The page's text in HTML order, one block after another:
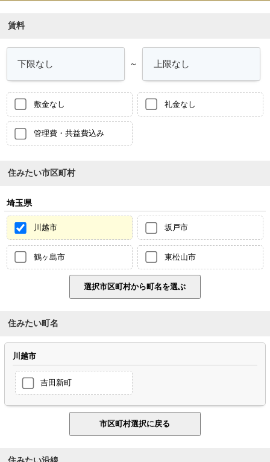
賃料
～
敷金なし 礼金なし
管理費・共益費込み
住みたい市区町村
埼玉県
川越市 坂戸市
鶴ヶ島市 東松山市
住みたい町名
川越市
吉田新町